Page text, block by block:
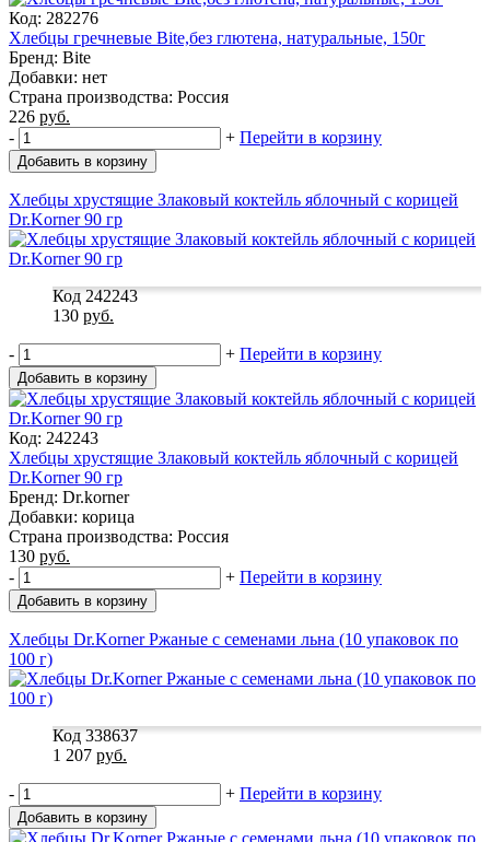
Код: 282276
Хлебцы гречневые Bite,без глютена, натуральные, 150г
Бренд: Bite
Добавки: нет
Страна производства: Россия
226 руб.
-
+ Перейти в корзину
Добавить в корзину
Хлебцы хрустящие Злаковый коктейль яблочный с корицей
Dr.Korner 90 гр
Код 242243
130 руб.
- + Перейти в корзину
Добавить в корзину
Код: 242243
Хлебцы хрустящие Злаковый коктейль яблочный с корицей
Dr.Korner 90 гр
Бренд: Dr.korner
Добавки: корица
Страна производства: Россия
130 руб.
-
+ Перейти в корзину
Добавить в корзину
Хлебцы Dr.Korner Ржаные с семенами льна (10 упаковок по
100 г)
Код 338637
1 207 руб.
- + Перейти в корзину
Добавить в корзину